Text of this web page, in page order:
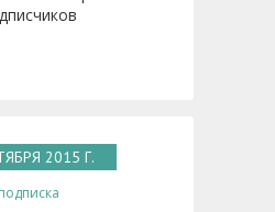
2015 Г.
подписка